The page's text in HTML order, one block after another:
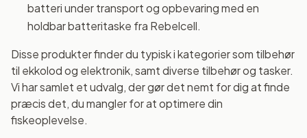
batteri under transport og opbevaring med en
holdbar batteritaske fra Rebelcell.
Disse produkter finder du typisk i kategorier som tilbehør
til ekkolod og elektronik, samt diverse tilbehør og tasker.
Vi har samlet et udvalg, der gør det nemt for dig at finde
præcis det, du mangler for at optimere din
fiskeoplevelse.